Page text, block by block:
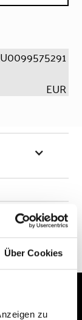
Über Cookies
zu
EUR